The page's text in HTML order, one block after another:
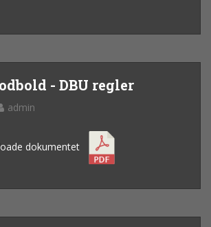
- DBU regler
admin
dokumentet